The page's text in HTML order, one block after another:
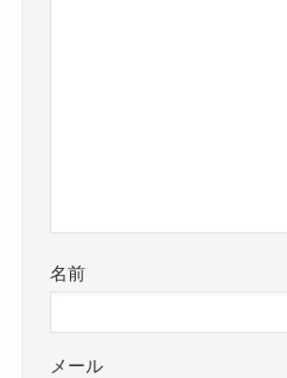
名前
メール